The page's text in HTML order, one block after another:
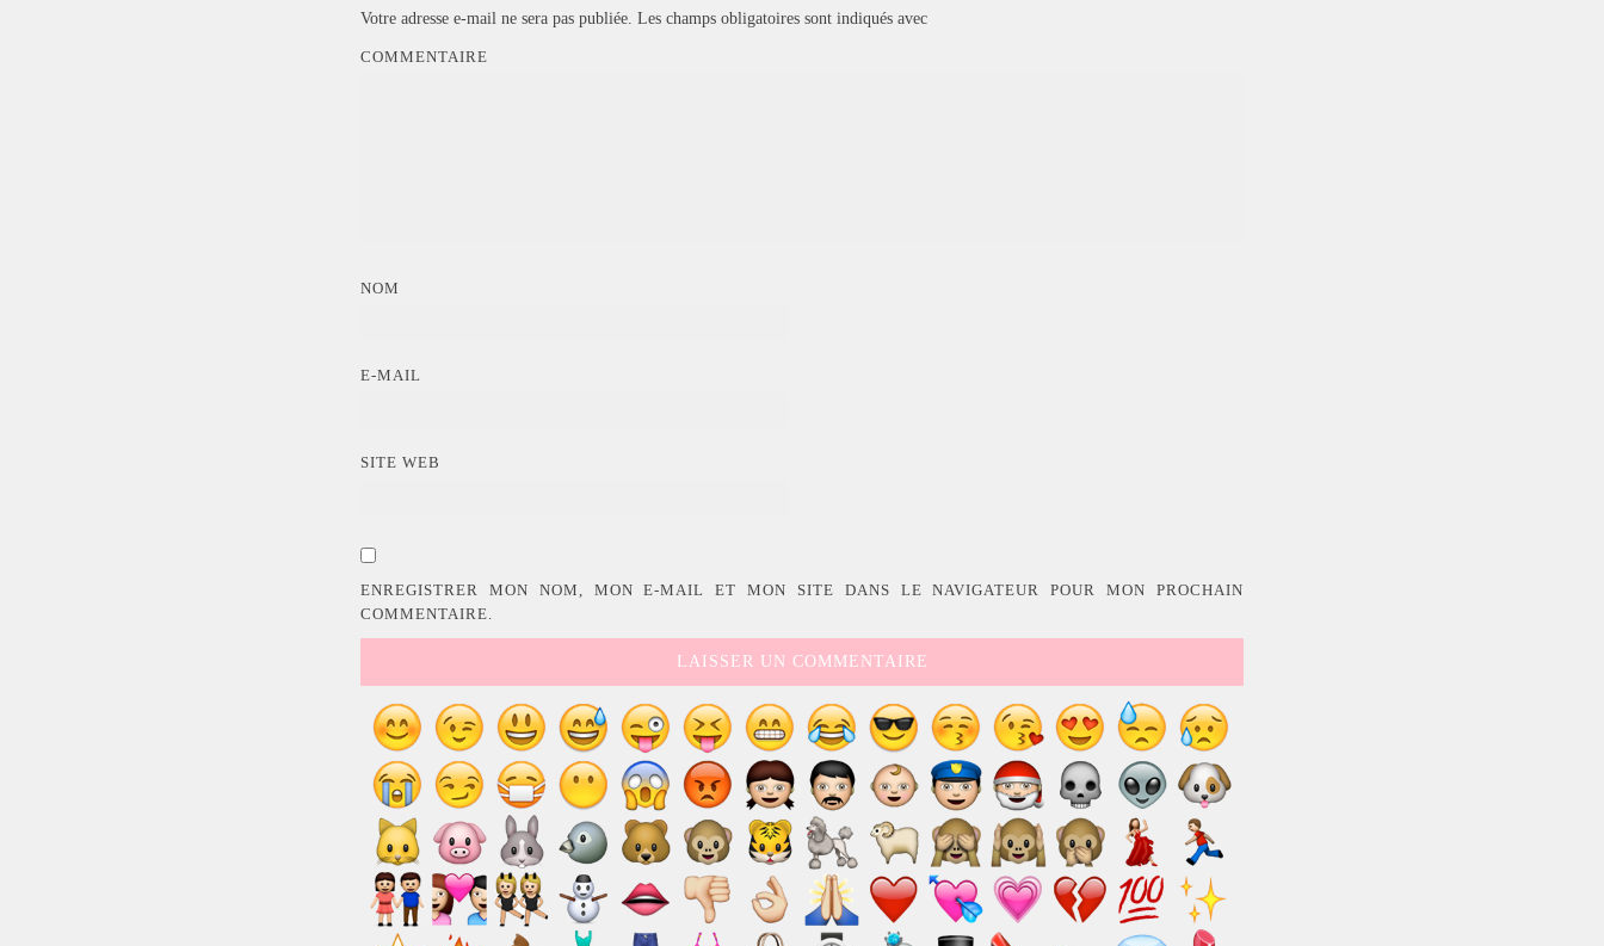
Votre adresse e-mail ne sera pas publiée. Les champs obligatoires sont indiqués avec
COMMENTAIRE
NOM
E-MAIL
SITE WEB
ENREGISTRER MON NOM, MON E-MAIL ET MON SITE DANS LE NAVIGATEUR POUR MON PROCHAIN
COMMENTAIRE.